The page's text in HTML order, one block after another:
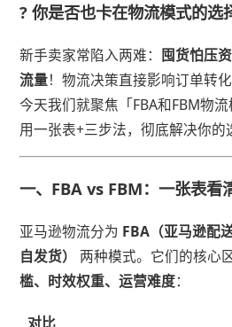
? 你是否也卡在物流模式的选
新手卖家常陷入两难：​ 囤货怕压
流量​！物流决策直接影响订单转
今天我们就聚焦「FBA和FBM物流
用一张表+三步法，彻底解决你的
一、FBA vs FBM：一张表看
亚马逊物流分为 ​ ​FBA（亚马逊配送
自发货）​
两种模式。它们的核心
槛、时效权重、运营难度​​：
​对比